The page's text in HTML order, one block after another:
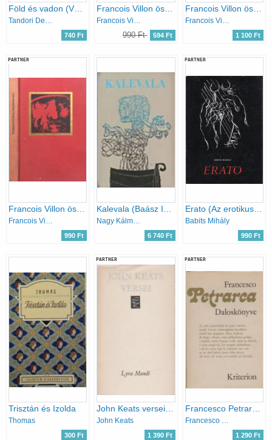
Föld és vadon (Válogatott versfordítások)
Tandori Dezső
740 Ft
Francois Villon összes versei (Szántó Piroska illusztr.)
Francois Villon
990 Ft 594 Ft
Francois Villon összes versei (Bartha László rajzaival)
Francois Villon
1 100 Ft
PARTNER
990 Ft 6 740 Ft
PARTNER
Erato (Az erotikus világköltészet remekei)
Babits Mihály
990 Ft
Trisztán és Izolda
Thomas
300 Ft
PARTNER
John Keats versei (Lyra Mundi)
John Keats
1 390 Ft
PARTNER
Francesco Petrarca daloskönyve
Francesco Petrarca
1 290 Ft